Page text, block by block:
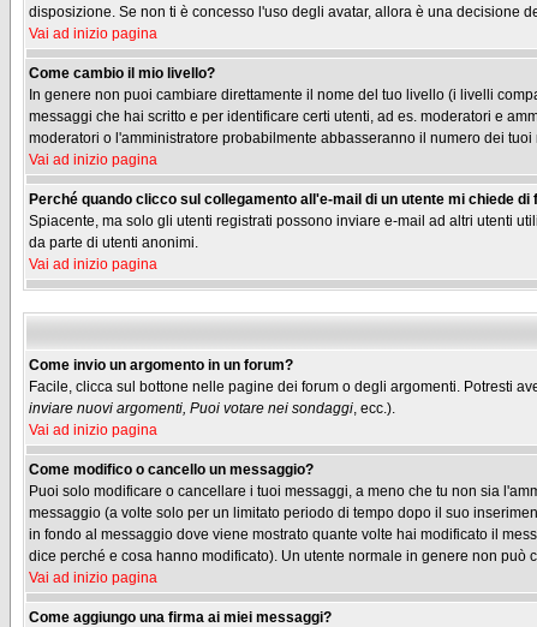
disposizione. Se non ti è concesso l'uso degli avatar, allora è una decisione
Vai ad inizio pagina
Come cambio il mio livello?
In genere non puoi cambiare direttamente il nome del tuo livello (i livelli
messaggi che hai scritto e per identificare certi utenti, ad es. moderatori e
moderatori o l'amministratore probabilmente abbasseranno il numero dei tuoi
Vai ad inizio pagina
Perché quando clicco sul collegamento all'e-mail di un utente mi chiede di
Spiacente, ma solo gli utenti registrati possono inviare e-mail ad altri utenti
da parte di utenti anonimi.
Vai ad inizio pagina
Come invio un argomento in un forum?
Facile, clicca sul bottone nelle pagine dei forum o degli argomenti. Potresti
inviare nuovi argomenti, Puoi votare nei sondaggi, ecc.).
Vai ad inizio pagina
Come modifico o cancello un messaggio?
Puoi solo modificare o cancellare i tuoi messaggi, a meno che tu non sia
messaggio (a volte solo per un limitato periodo di tempo dopo il suo
in fondo al messaggio dove viene mostrato quante volte hai modificato il
dice perché e cosa hanno modificato). Un utente normale in genere non
Vai ad inizio pagina
Come aggiungo una firma ai miei messaggi?